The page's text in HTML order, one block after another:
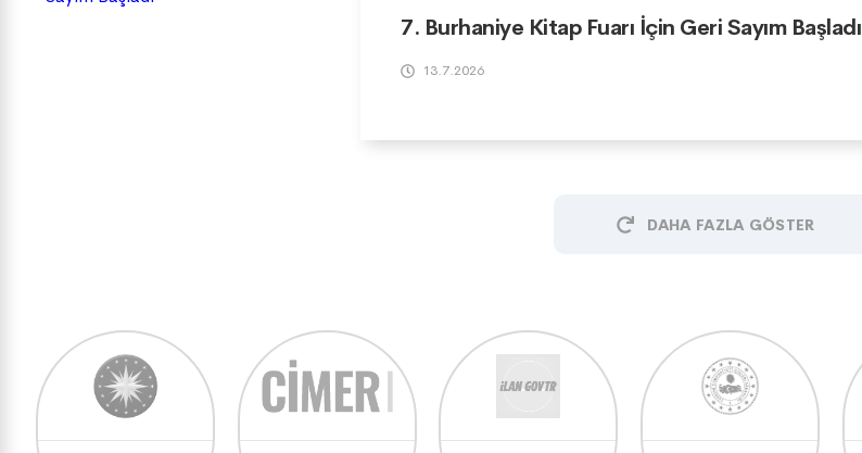
7. Burhaniye Kitap Fuarı İçin Geri Sayım Başladı
13.7.2026
DAHA FAZLA GÖSTER